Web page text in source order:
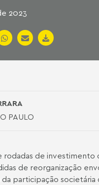
2023
PAULO
rodadas de investimento
de reorganização
participação societária